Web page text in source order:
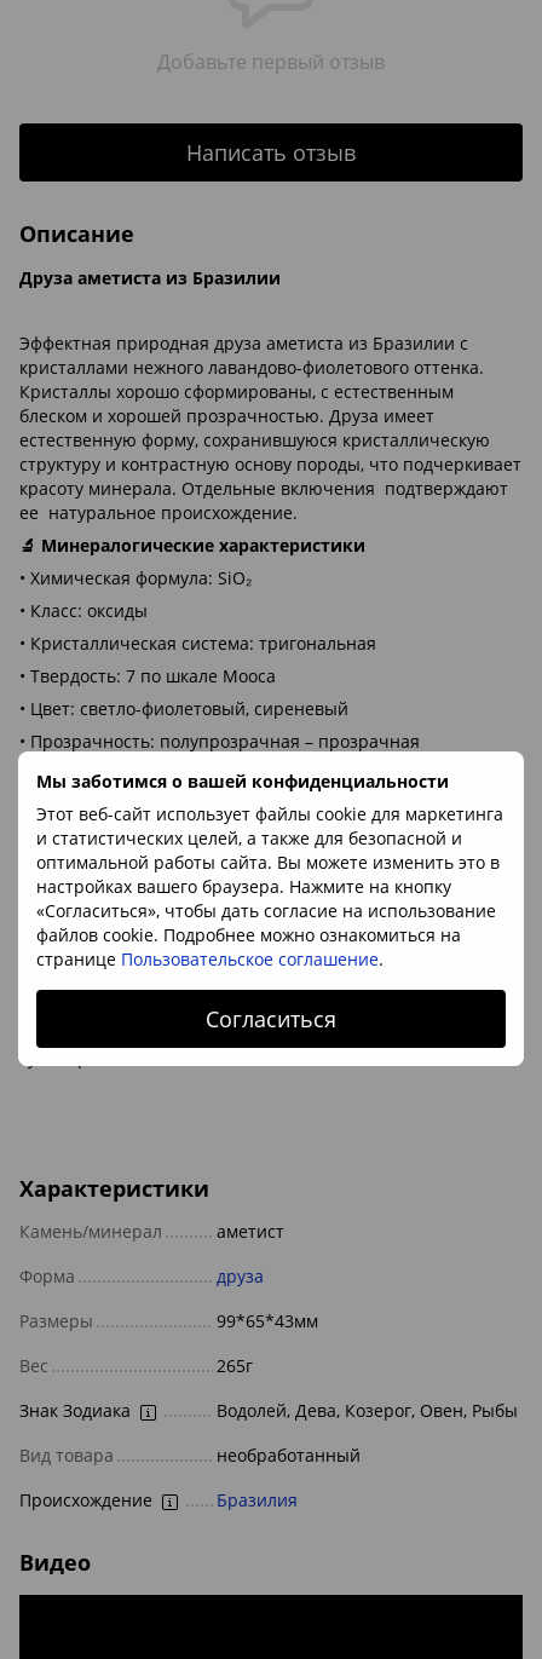
Мы заботимся о вашей конфиденциальности
Этот веб-сайт использует файлы cookie для маркетинга
и статистических целей, а также для безопасной и
оптимальной работы сайта. Вы можете изменить это в
настройках вашего браузера. Нажмите на кнопку
«Согласиться», чтобы дать согласие на использование
файлов cookie. Подробнее можно ознакомиться на
странице Пользовательское соглашение.
Согласиться
Добавьте первый отзыв
Написать отзыв
Описание
Друза аметиста из Бразилии
Эффектная природная друза аметиста из Бразилии с
кристаллами нежного лавандово-фиолетового оттенка.
Кристаллы хорошо сформированы, с естественным
блеском и хорошей прозрачностью. Друза имеет
естественную форму, сохранившуюся кристаллическую
структуру и контрастную основу породы, что подчеркивает
красоту минерала. Отдельные включения подтверждают
ее натуральное происхождение.
🔬 Минералогические характеристики
• Химическая формула: SiO₂
• Класс: оксиды
• Кристаллическая система: тригональная
• Твердость: 7 по шкале Мооса
• Цвет: светло-фиолетовый, сиреневый
• Прозрачность: полупрозрачная – прозрачная
• Происхождение цвета: примеси железа и естественное
🏡 Использование
• Декор интерьера – естественный акцент для дома или
офиса
• Коллекционирование – ценный образец для
минералогической коллекции
• Медитация и релакс – как элемент спокойного
пространства
• Подарок – уникальный и символический природный
сувенир
Характеристики
Камень/минерал
аметист
Форма
друза
Размеры
99*65*43мм
Вес
265г
Знак Зодиака
Водолей, Дева, Козерог, Овен, Рыбы
Вид товара
необработанный
Происхождение
Бразилия
Видео